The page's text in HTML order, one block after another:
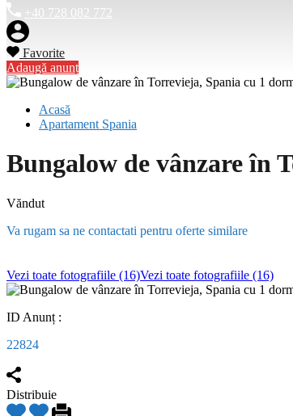
+40 728 082 772
Favorite
Adaugă anunț
Acasă
Apartament Spania
Bungalow de vânzare în
Văndut
Va rugam sa ne contactati pentru oferte similare
Vezi toate fotografiile (16)Vezi toate fotografiile (16)
ID Anunț :
22824
Distribuie